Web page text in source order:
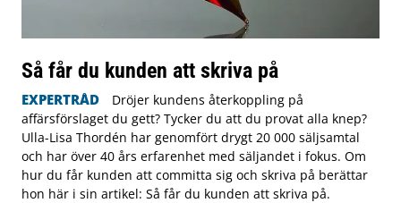
Så får du kunden att skriva på
EXPERTRÅD
Dröjer kundens återkoppling på
affärsförslaget du gett? Tycker du att du provat alla knep?
Ulla-Lisa Thordén har genomfört drygt 20 000 säljsamtal
och har över 40 års erfarenhet med säljandet i fokus. Om
hur du får kunden att committa sig och skriva på berättar
hon här i sin artikel: Så får du kunden att skriva på.